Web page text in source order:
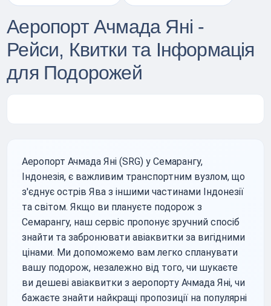
Аеропорт Ачмада Яні -
Рейси, Квитки та Інформація
для Подорожей
Аеропорт Ачмада Яні (SRG) у Семарангу,
Індонезія, є важливим транспортним вузлом, що
з'єднує острів Ява з іншими частинами Індонезії
та світом. Якщо ви плануєте подорож з
Семарангу, наш сервіс пропонує зручний спосіб
знайти та забронювати авіаквитки за вигідними
цінами. Ми допоможемо вам легко спланувати
вашу подорож, незалежно від того, чи шукаєте
ви дешеві авіаквитки з аеропорту Ачмада Яні, чи
бажаєте знайти найкращі пропозиції на популярні